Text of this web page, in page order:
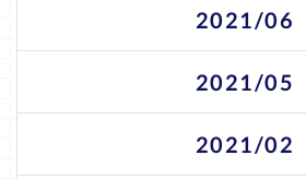
2021/06
2021/05
2021/02